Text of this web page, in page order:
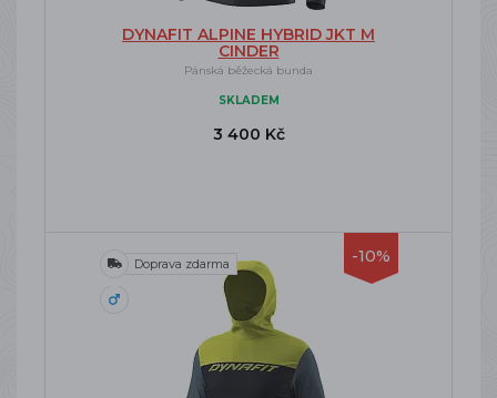
DYNAFIT ALPINE HYBRID JKT M
CINDER
Pánská běžecká bunda
SKLADEM
3 400 Kč
-10%
Doprava zdarma